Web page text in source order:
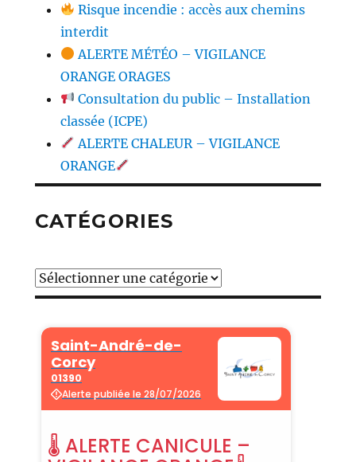
Risque incendie : accès aux chemins
interdit
ALERTE MÉTÉO – VIGILANCE
ORANGE ORAGES
Consultation du public – Installation
classée (ICPE)
ALERTE CHALEUR – VIGILANCE
ORANGE
CATÉGORIES
Catégories